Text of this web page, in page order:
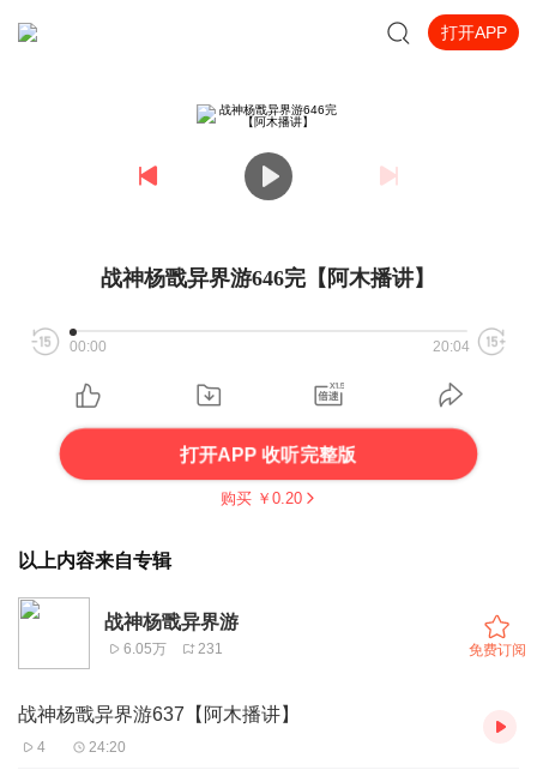
打开APP
战神杨戬异界游646完【阿木播讲】
00:00 20:04
打开APP 收听完整版
购买 ￥ 0.20
以上内容来自专辑
战神杨戬异界游
6.05万 231 免费订阅
战神杨戬异界游637【阿木播讲】
4 24:20